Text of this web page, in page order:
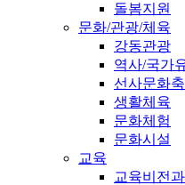
돌봄지원
문화/관광/체육
강동관광
역사/국가
선사문화축
생활체육
문화체험
문화시설
교육
교육비전